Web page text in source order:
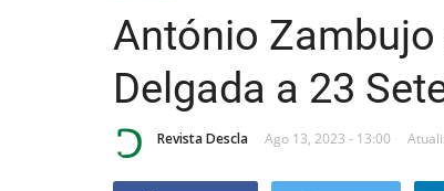
António
Delgada a 23
Revista Descla Ago 13, 2023 - 13:00